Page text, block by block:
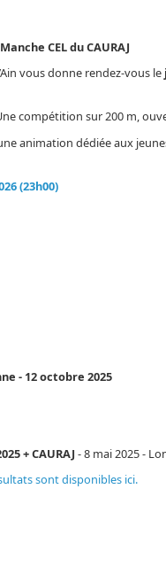
CEL du CAURAJ
vous donne rendez-vous le
compétition sur 200 m,
animation dédiée aux
(23h00)
- 12 octobre 2025
+ CAURAJ- 8 mai 2025 -
sont disponibles ici.